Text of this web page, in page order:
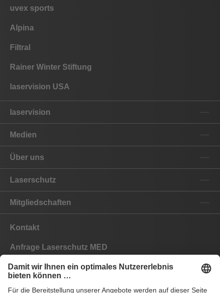
uvex sports
Alpina
Filtral
Rainer Winter Stiftung
laservision USA
laservision
Medien
Über uns
Laserschutz
Mitgliedschaften
Kontakt
Anfrage Laserschutz MED
Anfrage Laserschutz IND
EYEPRO Schutzstufenrechner